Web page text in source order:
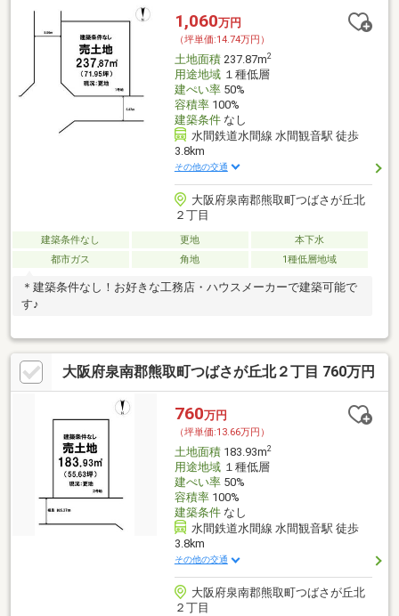
1,060万円
（坪単価:14.74万円）
土地面積237.87m2
用途地域１種低層
建ぺい率50%
容積率100%
建築条件なし
水間鉄道水間線 水間観音駅 徒歩
3.8km
その他の交通
大阪府泉南郡熊取町つばさが丘北
２丁目
建築条件なし 更地
本下水
都市ガス
角地 1種低層地域
＊建築条件なし！お好きな工務店・ハウスメーカーで建築可能で
す♪
大阪府泉南郡熊取町つばさが丘北２丁目 760万円
760万円
（坪単価:13.66万円）
土地面積183.93m2
用途地域１種低層
建ぺい率50%
容積率100%
建築条件なし
水間鉄道水間線 水間観音駅 徒歩
3.8km
その他の交通
大阪府泉南郡熊取町つばさが丘北
２丁目